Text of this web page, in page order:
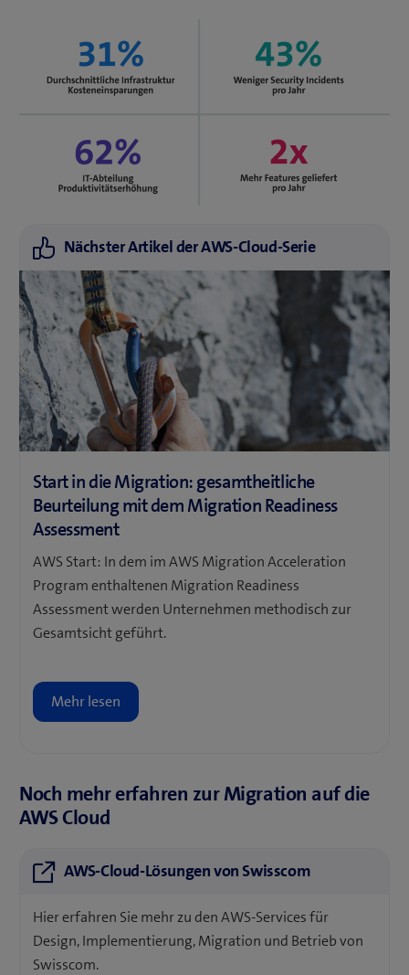
Nächster Artikel der AWS-Cloud-Serie
Start in die Migration: gesamtheitliche
Beurteilung mit dem Migration Readiness
Assessment
AWS Start: In dem im AWS Migration Acceleration
Program enthaltenen Migration Readiness
Assessment werden Unternehmen methodisch zur
Gesamtsicht geführt.
Mehr lesen
Noch mehr erfahren zur Migration auf die
AWS Cloud
AWS-Cloud-Lösungen von Swisscom
Hier erfahren Sie mehr zu den AWS-Services für
Design, Implementierung, Migration und Betrieb von
Swisscom.